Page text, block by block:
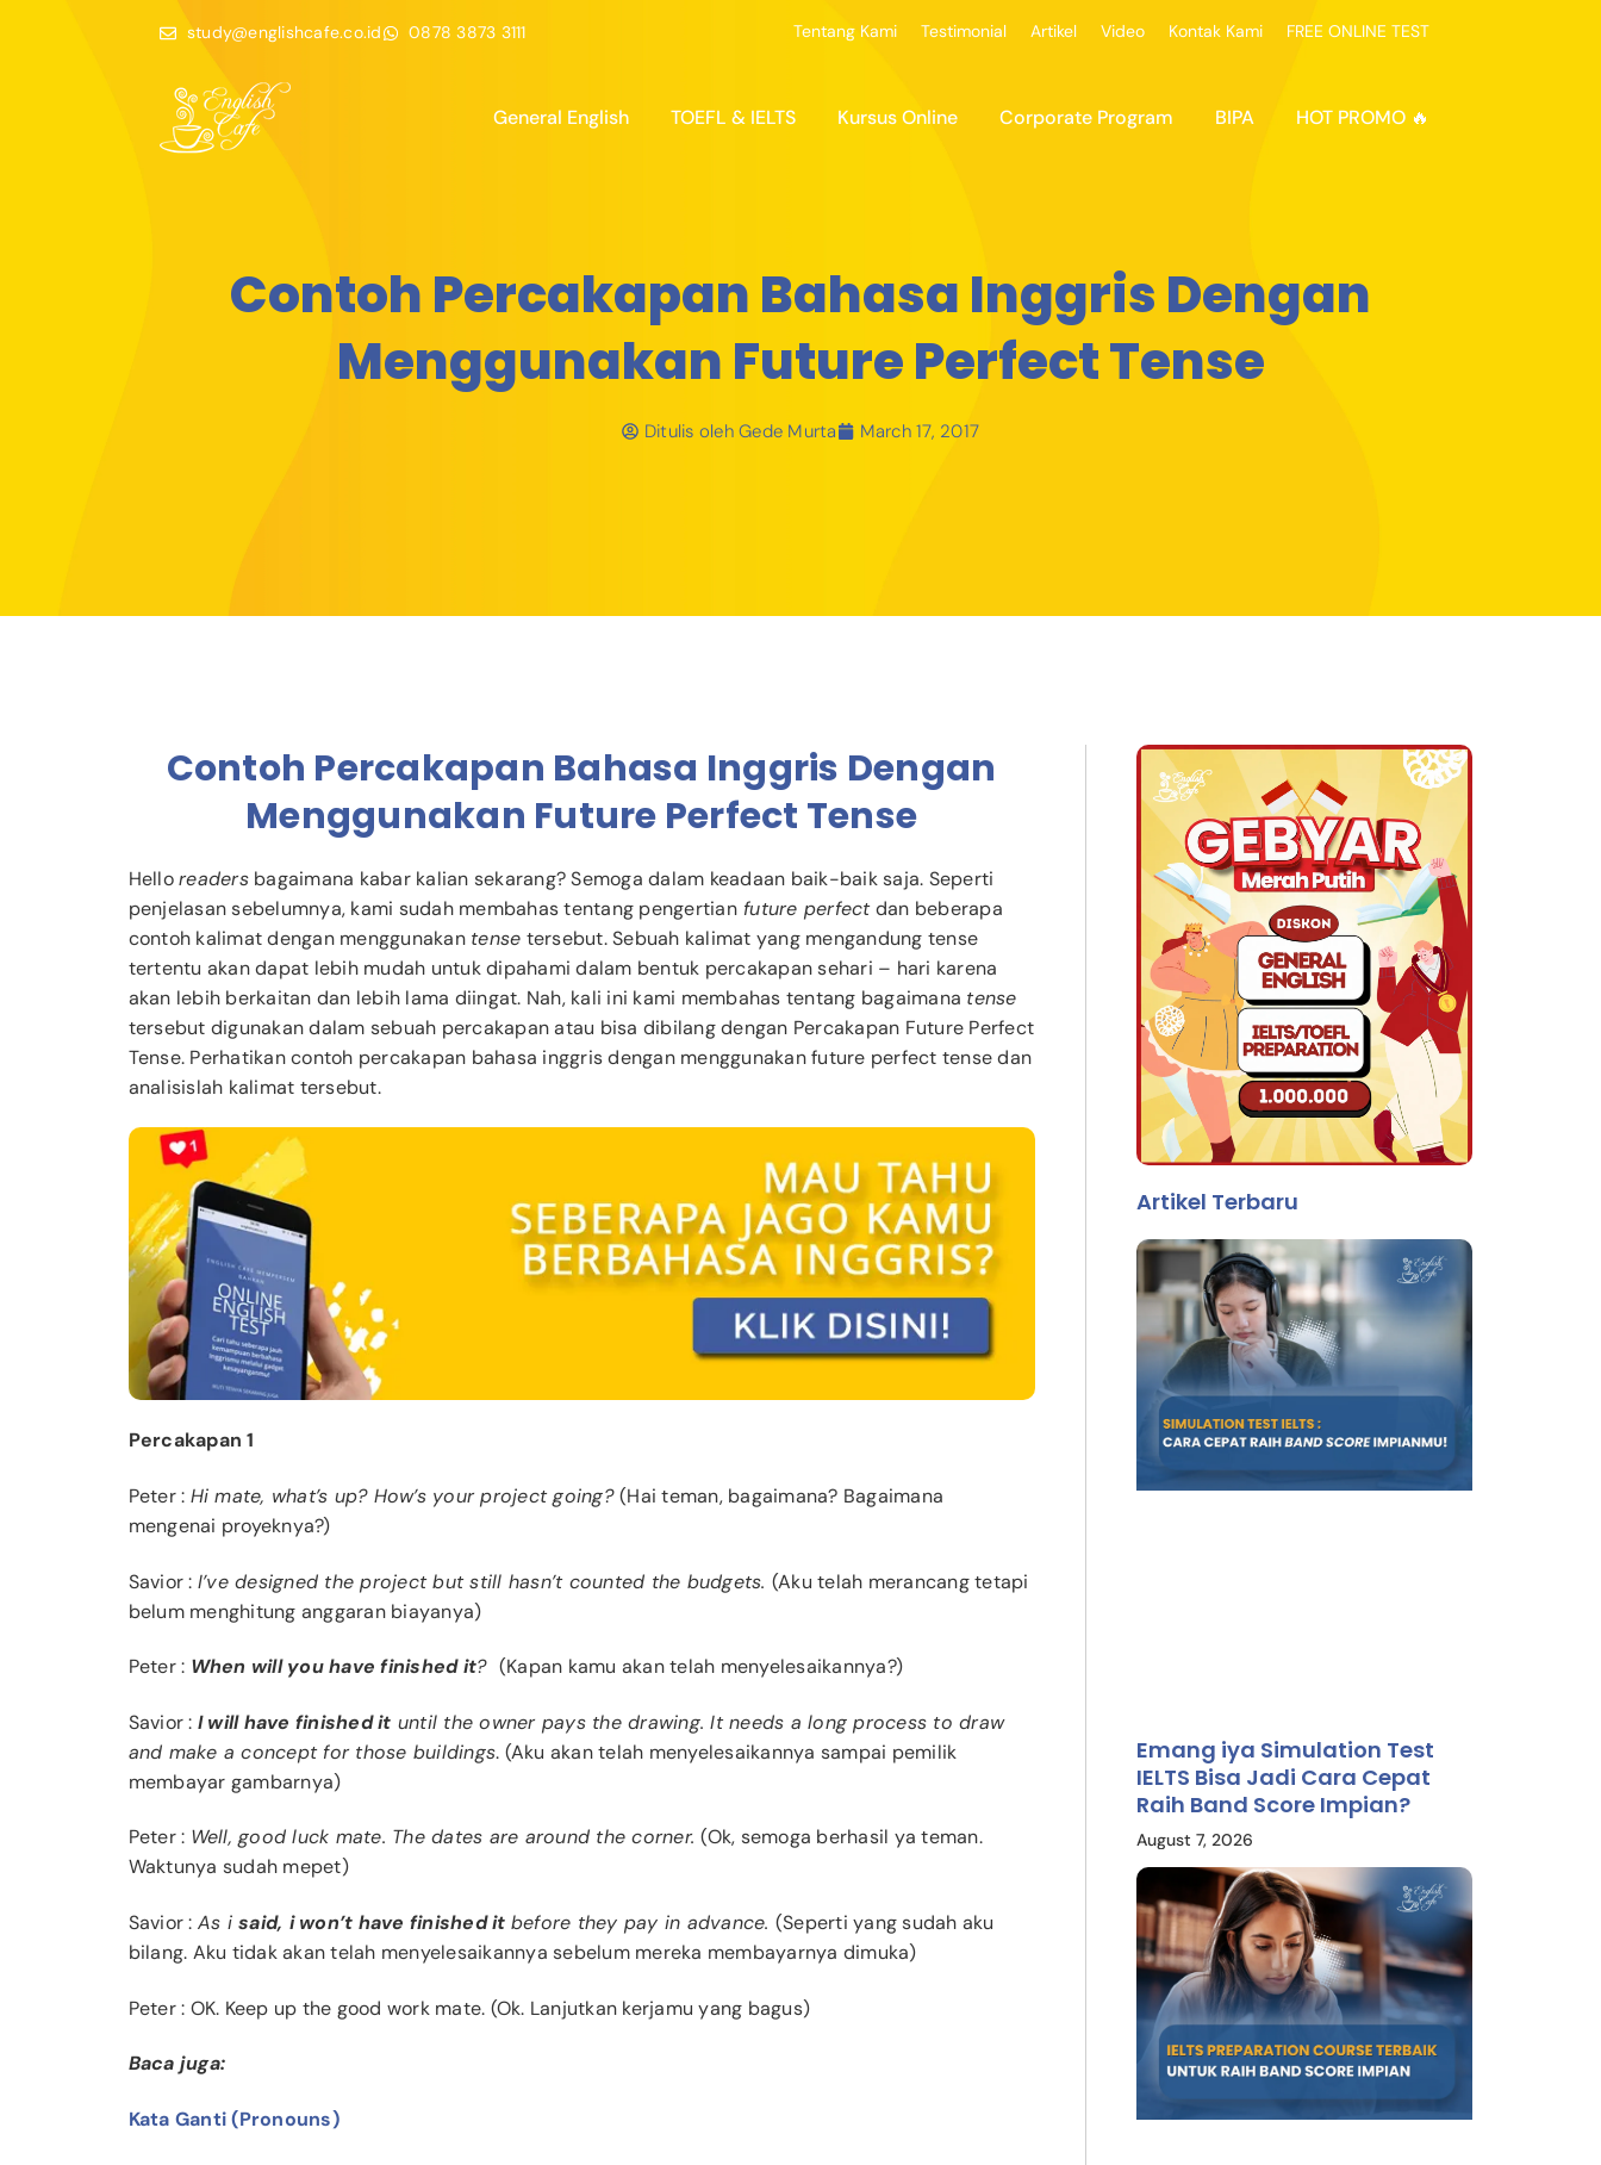
study@englishcafe.co.id 0878 3873 3111 Tentang Kami Testimonial Artikel Video Kontak Kami FREE ONLINE TEST
General English TOEFL & IELTS Kursus Online Corporate Program BIPA HOT PROMO 🔥
Contoh Percakapan Bahasa Inggris Dengan
Menggunakan Future Perfect Tense
Ditulis olehGede Murta March 17, 2017
Contoh Percakapan Bahasa Inggris Dengan
Menggunakan Future Perfect Tense
Helloreadersbagaimana kabar kalian sekarang? Semoga dalam keadaan baik-baik saja. Seperti
penjelasan sebelumnya, kami sudah membahas tentang pengertianfuture perfectdan beberapa
contoh kalimat dengan menggunakan tense tersebut. Sebuah kalimat yang mengandung tense
tertentu akan dapat lebih mudah untuk dipahami dalam bentuk percakapan sehari – hari karena
akan lebih berkaitan dan lebih lama diingat. Nah, kali ini kami membahas tentang bagaimana tense
tersebut digunakan dalam sebuah percakapan atau bisa dibilang dengan Percakapan Future Perfect
Tense. Perhatikan contoh percakapan bahasa inggris dengan menggunakan future perfect tense dan
analisislah kalimat tersebut.
Percakapan 1
Peter : Hi mate, what’s up? How’s your project going?(Hai teman, bagaimana? Bagaimana
mengenai proyeknya?)
Savior : I’ve designed the project but still hasn’t counted the budgets. (Aku telah merancang tetapi
belum menghitung anggaran biayanya)
Peter : When will you have finished it? (Kapan kamu akan telah menyelesaikannya?)
Savior : I will have finished it until the owner pays the drawing. It needs a long process to draw
and make a concept for those buildings. (Aku akan telah menyelesaikannya sampai pemilik
membayar gambarnya)
Peter : Well, good luck mate. The dates are around the corner.(Ok, semoga berhasil ya teman.
Waktunya sudah mepet)
Savior : As isaid, i won’t have finished it before they pay in advance. (Seperti yang sudah aku
bilang. Aku tidak akan telah menyelesaikannya sebelum mereka membayarnya dimuka)
Peter : OK. Keep up the good work mate. (Ok. Lanjutkan kerjamu yang bagus)
Baca juga:
Kata Ganti (Pronouns)
Artikel Terbaru
Emang iya Simulation Test
IELTS Bisa Jadi Cara Cepat
Raih Band Score Impian?
August 7, 2026